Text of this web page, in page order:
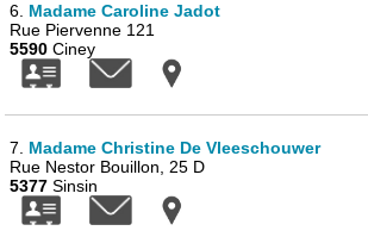
6. Madame Caroline Jadot
Rue Piervenne 121
5590 Ciney
7. Madame Christine De Vleeschouwer
Rue Nestor Bouillon, 25 D
5377 Sinsin